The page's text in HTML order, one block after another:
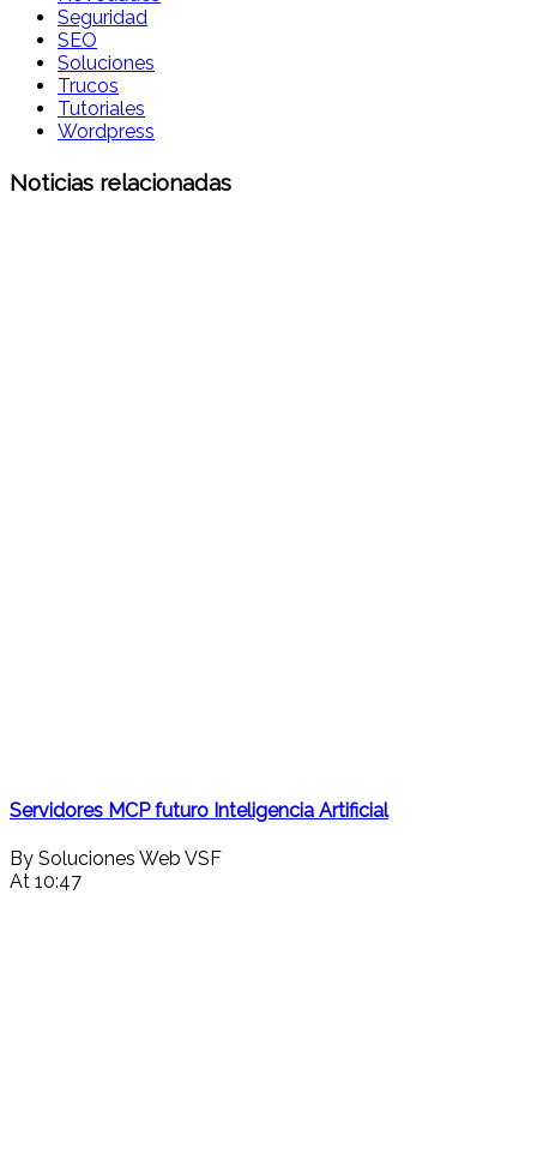
Seguridad
SEO
Soluciones
Trucos
Tutoriales
Wordpress
Noticias relacionadas
Servidores MCP futuro Inteligencia Artificial
By Soluciones Web VSF
At 10:47